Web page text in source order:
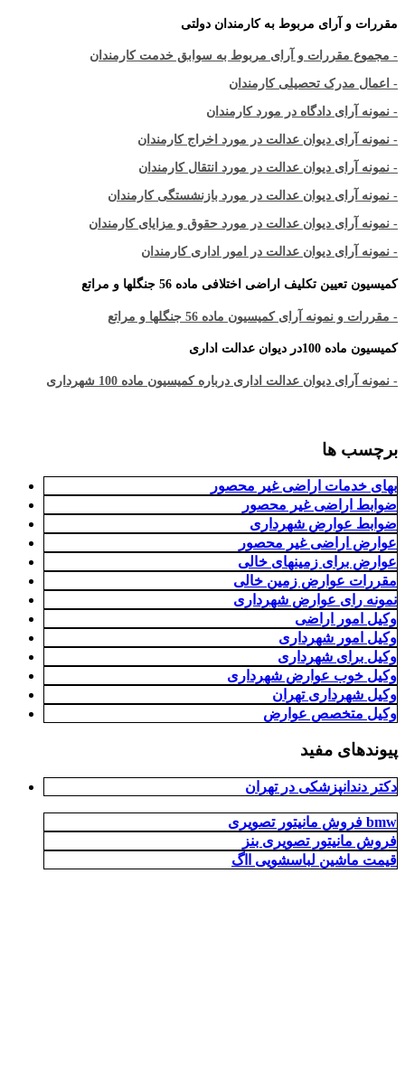
مقررات و آرای مربوط به کارمندان دولتی
- مجموع مقررات و آرای مربوط به سوابق خدمت کارمندان
- اعمال مدرک تحصیلی کارمندان
- نمونه آرای دادگاه در مورد کارمندان
- نمونه آرای دیوان عدالت در مورد اخراج کارمندان
- نمونه آرای دیوان عدالت در مورد انتقال کارمندان
- نمونه آرای دیوان عدالت در مورد بازنشستگی کارمندان
- نمونه آرای دیوان عدالت در مورد حقوق و مزایای کارمندان
- نمونه آرای دیوان عدالت در امور اداری کارمندان
کمیسیون تعیین تکلیف اراضی اختلافی ماده 56 جنگلها و مراتع
- مقررات و نمونه آرای کمیسیون ماده 56 جنگلها و مراتع
کمیسیون ماده 100در دیوان عدالت اداری
- نمونه آرای دیوان عدالت اداری درباره کمیسیون ماده 100 شهرداری
برچسب ها
بهای خدمات اراضی غیر محصور
ضوابط اراضی غیر محصور
ضوابط عوارض شهرداری
عوارض اراضی غیر محصور
عوارض برای زمینهای خالی
مقررات عوارض زمین خالی
نمونه رای عوارض شهرداری
وکیل امور اراضی
وکیل امور شهرداری
وکیل برای شهرداری
وکیل خوب عوارض شهرداری
وکیل شهرداری تهران
وکیل متخصص عوارض
پیوندهای مفید
دکتر دندانپزشکی در تهران
فروش مانیتور تصویری bmw
فروش مانیتور تصویری بنز
قیمت ماشین لباسشویی ااگ